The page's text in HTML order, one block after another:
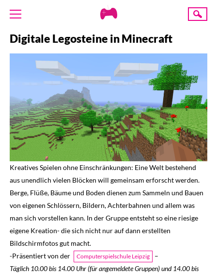
Creative
ÜBER UNS
TERMINE
PROJEKTE
PRESSE
SPENDE
Suche
Digitale Legosteine in Minecraft
Kreatives Spielen ohne Einschränkungen: Eine Welt bestehend
aus unendlich vielen Blöcken will gemeinsam erforscht werden.
Berge, Flüße, Bäume und Boden dienen zum Sammeln und Bauen
von eigenen Schlössern, Bildern, Achterbahnen und allem was
man sich vorstellen kann. In der Gruppe entsteht so eine riesige
eigene Kreation- die sich nicht nur auf dann erstellten
Bildschirmfotos gut macht.
-Präsentiert von der
Computerspielschule Leipzig
–
Täglich 10.00 bis 14.00 Uhr (für angemeldete Gruppen) und 14.00 bis